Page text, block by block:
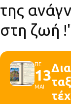
της
στη ζωή
ΠΕ
13
ΜΑΙ